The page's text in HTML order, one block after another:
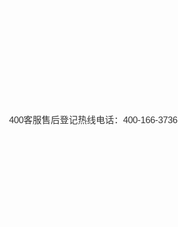
400客服售后登记热线电话：400-166-3736